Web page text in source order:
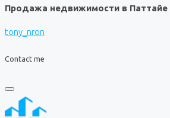
Продажа недвижимости в Паттайе
tony_nron
Contact me